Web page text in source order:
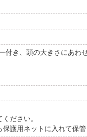
き、頭の大きさにあわ
ださい。
護用ネットに入れて保管